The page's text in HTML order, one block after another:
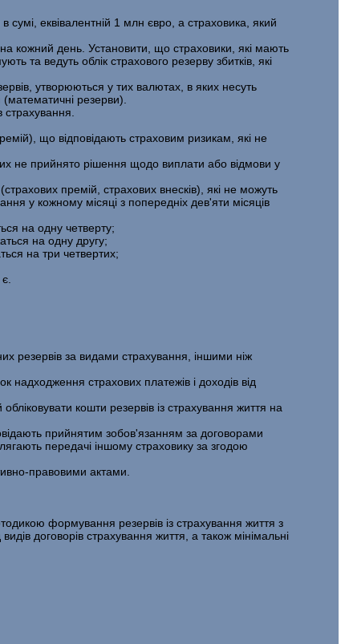
еквівалентній 1 млн євро, а страховика, який
кожний день. Установити, що страховики, які мають
та ведуть облік страхового резерву збитків, які
утворюються у тих валютах, в яких несуть
(математичні резерви).
що відповідають страховим ризикам, які не
не прийнято рішення щодо виплати або відмови у
премій, страхових внесків), які не можуть
у кожному місяці з попередніх дев'яти місяців
на одну четверту;
на одну другу;
на три четвертих;
резервів за видами страхування, іншими ніж
страхових платежів і доходів від
кошти резервів із страхування життя на
прийнятим зобов'язанням за договорами
передачі іншому страховику за згодою
правовими актами.
формування резервів із страхування життя з
договорів страхування життя, а також мінімальні